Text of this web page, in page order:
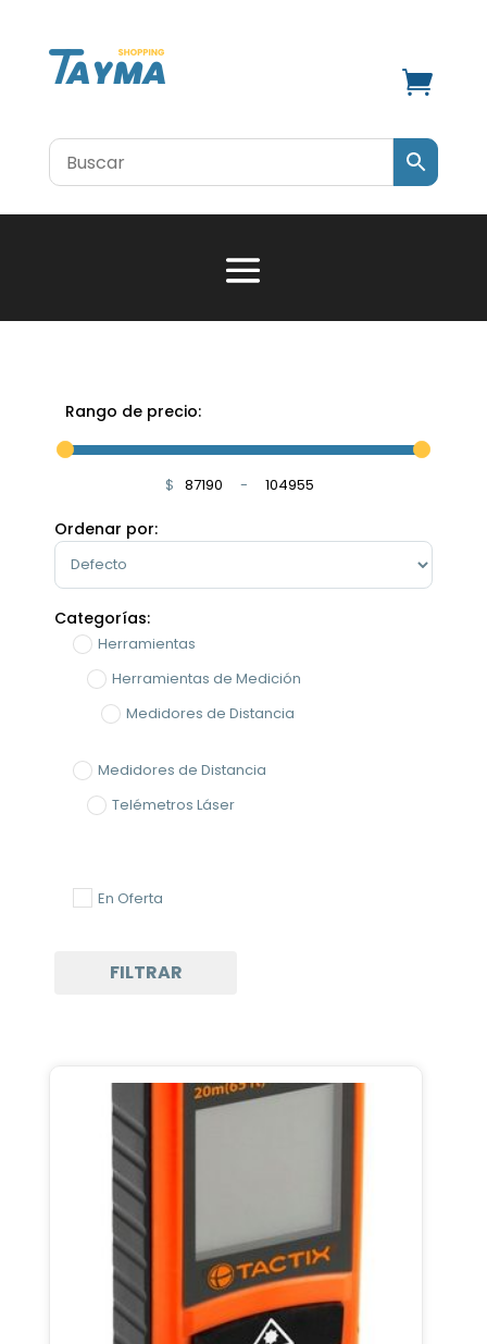

Rango de precio:
$ Minimum Price
-Maximum Price
Ordenar por:
Sort Products
Categorías:
Herramientas
Herramientas de Medición
Medidores de Distancia
Medidores de Distancia
Telémetros Láser
En Oferta
FILTRAR